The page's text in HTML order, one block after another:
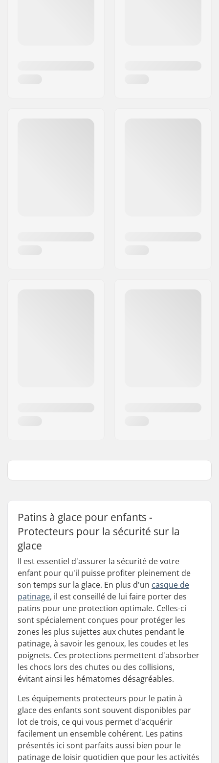
Patins à glace pour enfants -
Protecteurs pour la sécurité sur la
glace
Il est essentiel d'assurer la sécurité de votre
enfant pour qu'il puisse profiter pleinement de
son temps sur la glace. En plus d'un casque de
patinage, il est conseillé de lui faire porter des
patins pour une protection optimale. Celles-ci
sont spécialement conçues pour protéger les
zones les plus sujettes aux chutes pendant le
patinage, à savoir les genoux, les coudes et les
poignets. Ces protections permettent d'absorber
les chocs lors des chutes ou des collisions,
évitant ainsi les hématomes désagréables.
Les équipements protecteurs pour le patin à
glace des enfants sont souvent disponibles par
lot de trois, ce qui vous permet d'acquérir
facilement un ensemble cohérent. Les patins
présentés ici sont parfaits aussi bien pour le
patinage de loisir quotidien que pour les activités